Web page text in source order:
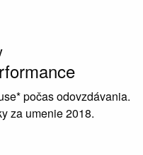
počas odovzdávania.
za umenie 2018.